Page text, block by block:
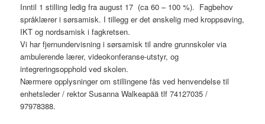
Inntil 1 stilling ledig fra august 17 (ca 60 – 100 %). Fagbehov
språklærer i sørsamisk. I tillegg er det ønskelig med kroppsøving,
IKT og nordsamisk i fagkretsen.
Vi har fjernundervisning i sørsamisk til andre grunnskoler via
ambulerende lærer, videokonferanse-utstyr, og
integreringsopphold ved skolen.
Nærmere opplysninger om stillingene fås ved henvendelse til
enhetsleder / rektor Susanna Walkeapää tlf 74127035 /
97978388.